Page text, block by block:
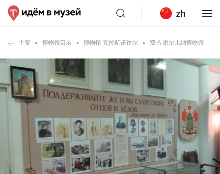
zh
主要 博物馆目录 博物馆 克拉斯诺达尔 费·A·谢尔比纳博物馆